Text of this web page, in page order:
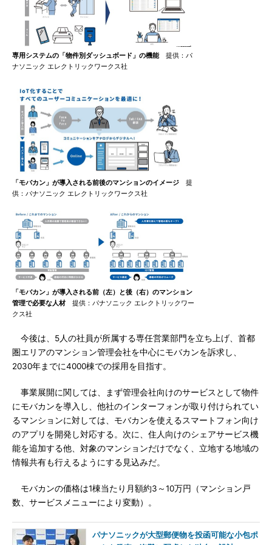
専用システムの「物件別ダッシュボード」の機能提供：パ
ナソニック エレクトリックワークス社
「モバカン」が導入される前後のマンションのイメージ 提
供：パナソニック エレクトリックワークス社
「モバカン」が導入される前（左）と後（右）のマンション
管理で必要な人材 提供：パナソニック エレクトリックワー
クス社
今後は、5人の社員が所属する専任営業部門を立ち上げ、首都
圏エリアのマンション管理会社を中心にモバカンを訴求し、
2030年までに4000棟での採用を目指す。
事業展開に関しては、まず管理会社向けのサービスとして物件
にモバカンを導入し、他社のインターフォンが取り付けられてい
るマンションに対しては、モバカンを使えるスマートフォン向け
のアプリを開発し対応する。次に、住人向けのシェアサービス機
能を追加する他、対象のマンションだけでなく、立地する地域の
情報共有も行えるようにする見込みだ。
モバカンの価格は1棟当たり月額約3～10万円（マンション戸
数、サービスメニューにより変動）。
パナソニックが大型郵便物を投函可能な小包ポ